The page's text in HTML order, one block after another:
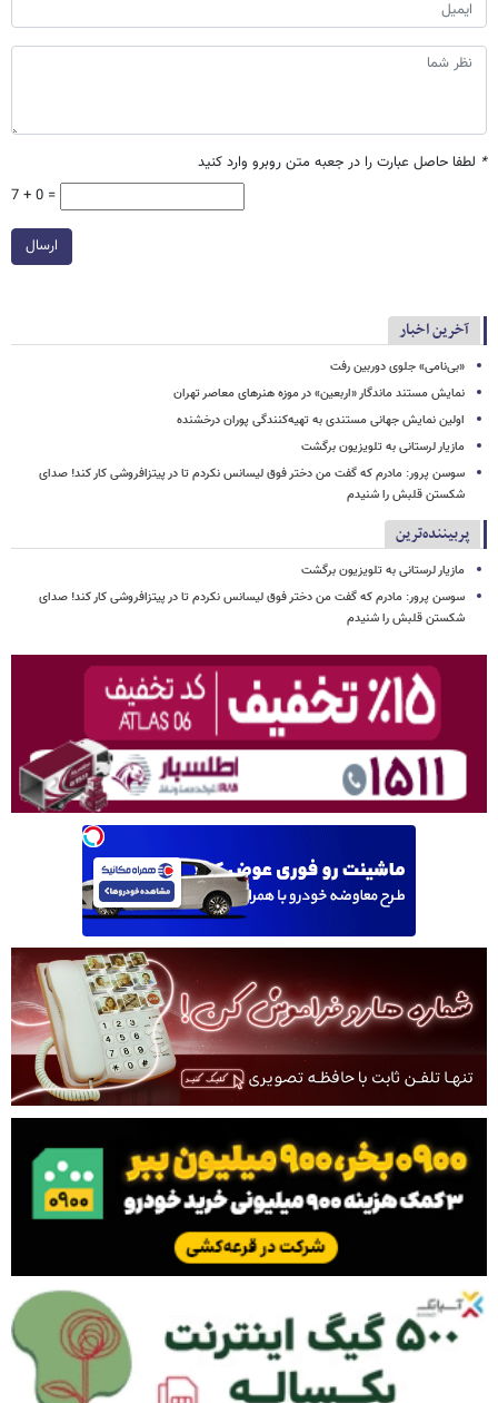
* لطفا حاصل عبارت را در جعبه متن روبرو وارد کنید
7 + 0 =
ارسال
آخرین اخبار
«بی‌نامی» جلوی دوربین رفت
نمایش مستند ماندگار «اربعین» در موزه هنرهای معاصر تهران
اولین نمایش جهانی مستندی به تهیه‌کنندگی پوران درخشنده
مازیار لرستانی به تلویزیون برگشت
سوسن پرور: مادرم که گفت من دختر فوق‌ لیسانس نکردم تا در پیتزافروشی کار کند! صدای
شکستن قلبش را شنیدم
پربیننده‌ترین
مازیار لرستانی به تلویزیون برگشت
سوسن پرور: مادرم که گفت من دختر فوق‌ لیسانس نکردم تا در پیتزافروشی کار کند! صدای
شکستن قلبش را شنیدم